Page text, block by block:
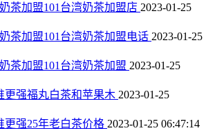
茶加盟101台湾奶茶加盟店 2023-01-25
茶加盟101台湾奶茶加盟电话 2023-01-25
茶加盟101台湾奶茶加盟 2023-01-25
更强福丸白茶和苹果木 2023-01-25
更强25年老白茶价格 2023-01-25 06:47:14